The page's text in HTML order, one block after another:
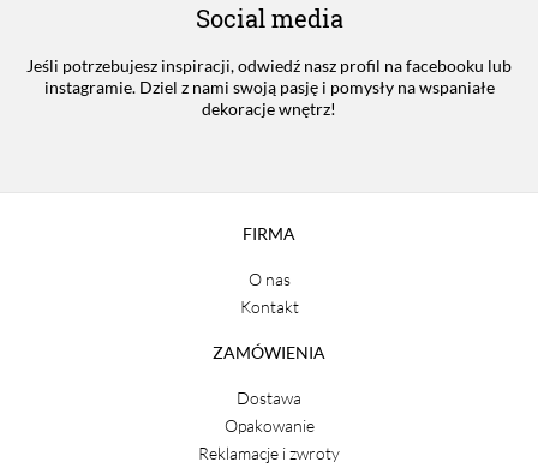
Social media
Jeśli potrzebujesz inspiracji, odwiedź nasz profil na facebooku lub
instagramie. Dziel z nami swoją pasję i pomysły na wspaniałe
dekoracje wnętrz!
FIRMA
O nas
Kontakt
ZAMÓWIENIA
Dostawa
Opakowanie
Reklamacje i zwroty